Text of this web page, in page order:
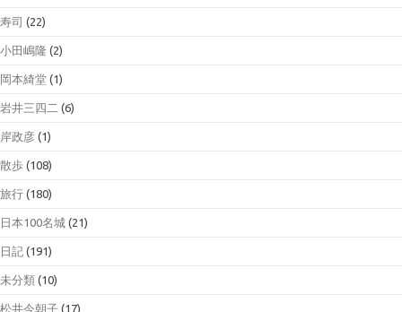
寿司 (22)
小田嶋隆 (2)
岡本綺堂 (1)
岩井三四二 (6)
岸政彦 (1)
散歩 (108)
旅行 (180)
日本100名城 (21)
日記 (191)
未分類 (10)
松井今朝子 (17)